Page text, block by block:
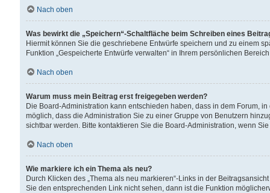
Nach oben
Was bewirkt die „Speichern“-Schaltfläche beim Schreiben eines
Hiermit können Sie die geschriebene Entwürfe speichern und zu einem
Funktion „Gespeicherte Entwürfe verwalten“ in Ihrem persönlichen
Nach oben
Warum muss mein Beitrag erst freigegeben werden?
Die Board-Administration kann entschieden haben, dass in dem Forum,
möglich, dass die Administration Sie zu einer Gruppe von Benutzern
sichtbar werden. Bitte kontaktieren Sie die Board-Administration, wenn
Nach oben
Wie markiere ich ein Thema als neu?
Durch Klicken des „Thema als neu markieren“-Links in der
Sie den entsprechenden Link nicht sehen, dann ist die Funktion